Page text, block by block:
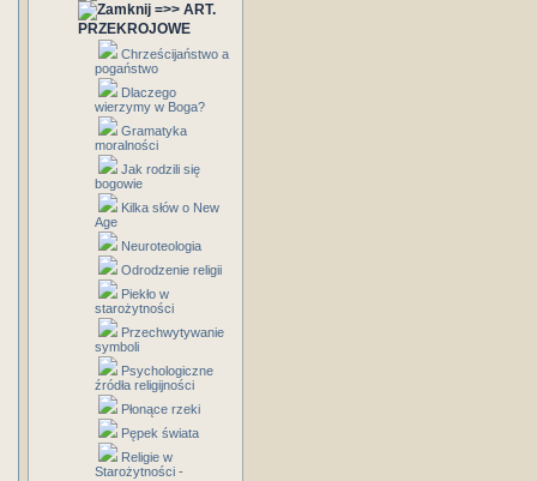
=>> ART.
PRZEKROJOWE
Chrześcijaństwo a
pogaństwo
Dlaczego
wierzymy w Boga?
Gramatyka
moralności
Jak rodzili się
bogowie
Kilka słów o New
Age
Neuroteologia
Odrodzenie religii
Piekło w
starożytności
Przechwytywanie
symboli
Psychologiczne
źródła religijności
Płonące rzeki
Pępek świata
Religie w
Starożytności -